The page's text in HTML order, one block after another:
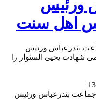
ورئیس
اهل سنت
بندرعباس ورئیس
شهادت یحیی السنوار را